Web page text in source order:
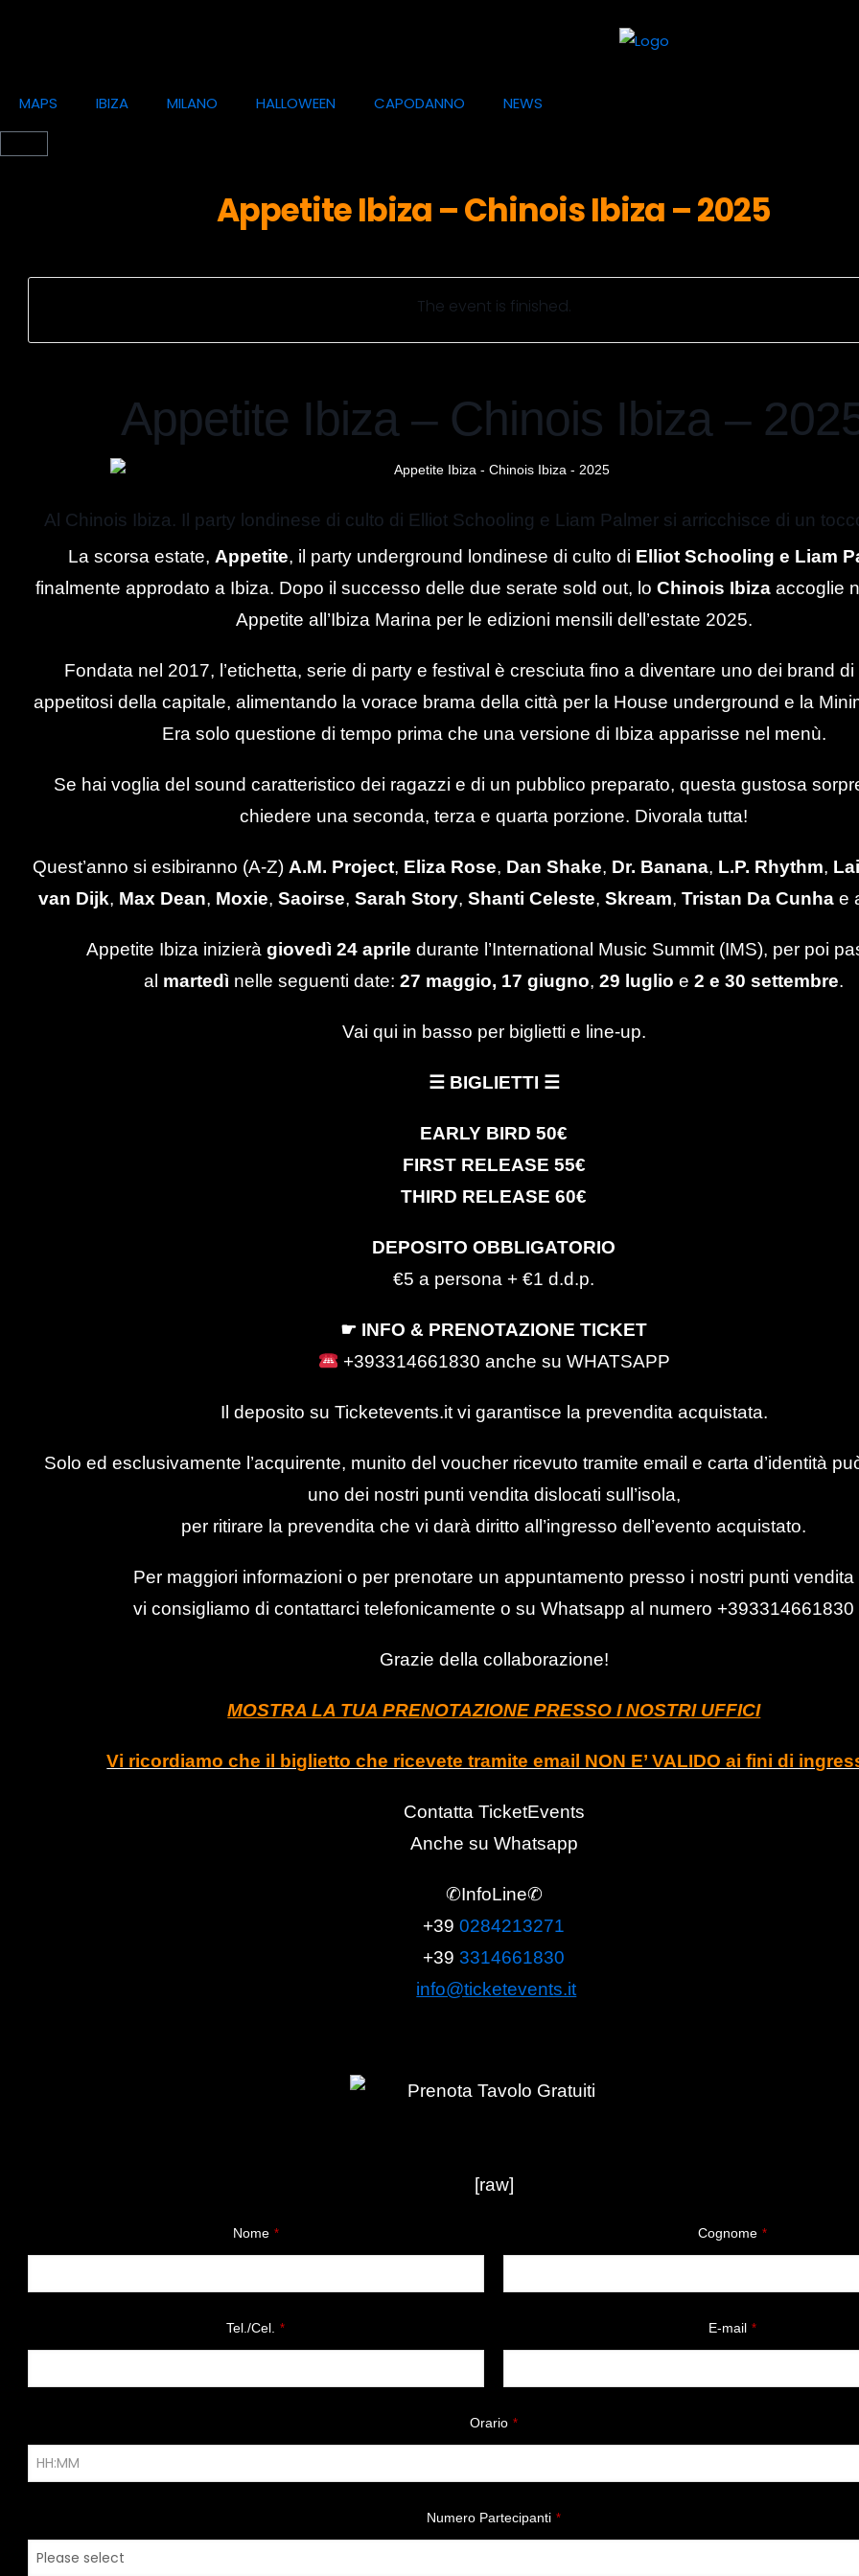
MAPS IBIZA MILANO HALLOWEEN CAPODANNO NEWS
Appetite Ibiza – Chinois Ibiza – 2025
The event is finished.
Appetite Ibiza – Chinois Ibiza –
Al Chinois Ibiza. Il party londinese di culto di Elliot Schooling e Liam Palmer si arricchisce di un
La scorsa estate, Appetite, il party underground londinese di culto di Elliot Schooling e Liam
finalmente approdato a Ibiza. Dopo il successo delle due serate sold out, lo Chinois Ibizaaccoglie
Appetite all’Ibiza Marina per le edizioni mensili dell’estate 2025.
Fondata nel 2017, l’etichetta, serie di party e festival è cresciuta fino a diventare uno dei brand
appetitosi della capitale, alimentando la vorace brama della città per la House underground e la
Era solo questione di tempo prima che una versione di Ibiza apparisse nel menù.
Se hai voglia del sound caratteristico dei ragazzi e di un pubblico preparato, questa gustosa
chiedere una seconda, terza e quarta porzione. Divorala tutta!
Quest’anno si esibiranno (A-Z) A.M. Project, Eliza Rose, Dan Shake, Dr. Banana, L.P. Rhythm,
van Dijk, Max Dean, Moxie, Saoirse, Sarah Story, Shanti Celeste, Skream, Tristan Da Cunhae
Appetite Ibiza inizieràgiovedì 24 apriledurante l’International Music Summit (IMS), per poi
al martedì nelle seguenti date:27 maggio, 17 giugno,29 luglio e2 e 30 settembre.
Vai qui in basso per biglietti e line-up.
☰ BIGLIETTI ☰
EARLY BIRD 50€
FIRST RELEASE 55€
THIRD RELEASE 60€
DEPOSITO OBBLIGATORIO
€5 a persona + €1 d.d.p.
☛ INFO & PRENOTAZIONE TICKET
+393314661830 anche su WHATSAPP
Il deposito su Ticketevents.it vi garantisce la prevendita acquistata.
Solo ed esclusivamente l’acquirente, munito del voucher ricevuto tramite email e carta d’identità
uno dei nostri punti vendita dislocati sull’isola,
per ritirare la prevendita che vi darà diritto all’ingresso dell’evento acquistato.
Per maggiori informazioni o per prenotare un appuntamento presso i nostri punti vendita
vi consigliamo di contattarci telefonicamente o su Whatsapp al numero +393314661830
Grazie della collaborazione!
MOSTRA LA TUA PRENOTAZIONE PRESSO I NOSTRI UFFICI
Vi ricordiamo che il biglietto che ricevete tramite email NON E’ VALIDO ai fini di
Contatta TicketEvents
Anche su Whatsapp
✆InfoLine✆
+390284213271
+393314661830
info@ticketevents.it
[raw]
Nome * Cognome *
Tel./Cel. * E-mail *
Orario *
Numero Partecipanti *